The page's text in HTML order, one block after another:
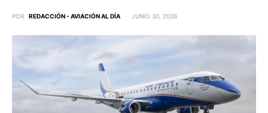
POR REDACCIÓN - AVIACIÓN AL DÍA JUNIO 30, 2026